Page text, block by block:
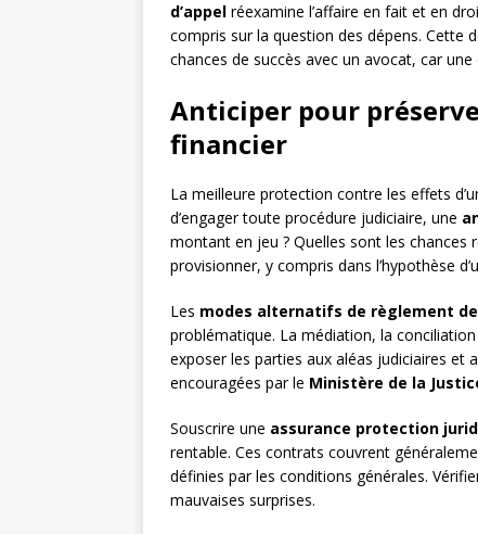
d’appel réexamine l’affaire en fait et en
compris sur la question des dépens. Cette
chances de succès avec un avocat, car
Anticiper pour
financier
La meilleure protection contre les effets
d’engager toute procédure judiciaire, une
montant en jeu ? Quelles sont les chances
provisionner, y compris dans l’hypothèse
Les modes alternatifs de règlement
problématique. La médiation, la
exposer les parties aux aléas judiciaires et
encouragées par le Ministère de la
Souscrire une assurance protection
rentable. Ces contrats couvrent
définies par les conditions générales.
mauvaises surprises.